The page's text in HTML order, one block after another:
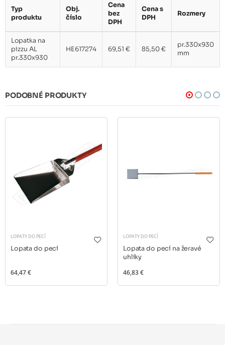
Typ
produktu
Obj.
číslo
Cena
bez
DPH
Cena s
DPH
Rozmery
Lopatka na
pizzu AL
pr.330x930
HE617274 69,51 € 85,50 €
pr.330x930
mm
PODOBNÉ PRODUKTY
LOPATY DO PECÍ
Lopata do pecí
64,47 €
LOPATY DO PECÍ
Lopata do pecí na žeravé
uhlíky
46,83 €